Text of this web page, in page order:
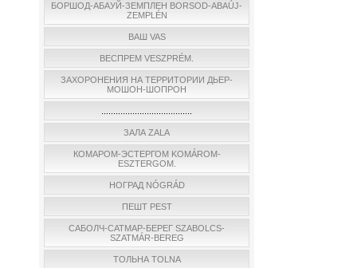
БОРШОД-АБАУЙ-ЗЕМПЛЕН BORSOD-ABAÚJ-
ZEMPLÉN
ВАШ VAS
ВЕСПРЕМ VESZPRÉM.
ЗАХОРОНЕНИЯ НА ТЕРРИТОРИИ ДЬЕР-
МОШОН-ШОПРОН
ЗАЛА ZALA
КОМАРОМ-ЭСТЕРГОМ KOMÁROM-
ESZTERGOM.
НОГРАД NÓGRÁD
ПЕШТ PEST
САБОЛЧ-САТМАР-БЕРЕГ SZABOLCS-
SZATMÁR-BEREG
ТОЛЬНА TOLNA